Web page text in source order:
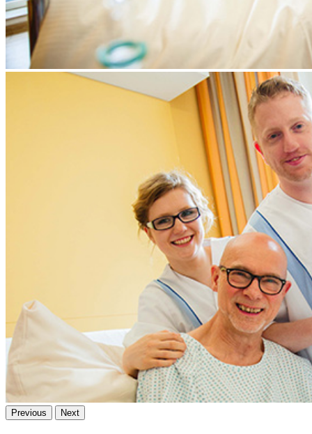
Previous Next